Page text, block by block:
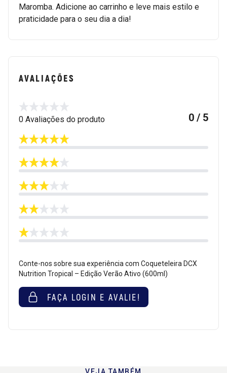
Maromba. Adicione ao carrinho e leve mais estilo e
praticidade para o seu dia a dia!
AVALIAÇÕES
0 Avaliações do produto 0 / 5
Conte-nos sobre sua experiência com Coqueteleira DCX
Nutrition Tropical – Edição Verão Ativo (600ml)
FAÇA LOGIN E AVALIE!
VEJA TAMBÉM